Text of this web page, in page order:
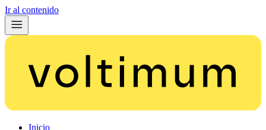
Ir al contenido
Inicio